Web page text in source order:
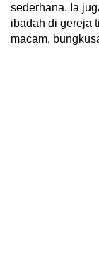
sederhana. Ia
ibadah di gereja
macam,